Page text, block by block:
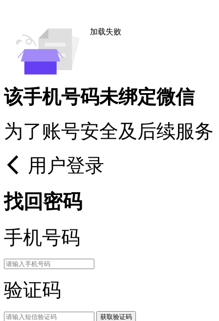
加载失败
该手机号码未绑定微信
为了账号安全及后续服
用户登录
找回密码
手机号码
验证码
获取验证码